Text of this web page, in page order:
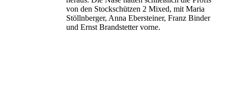
von den Stockschützen 2 Mixed, mit Maria
Stöllnberger, Anna Ebersteiner, Franz Binder
und Ernst Brandstetter vorne.